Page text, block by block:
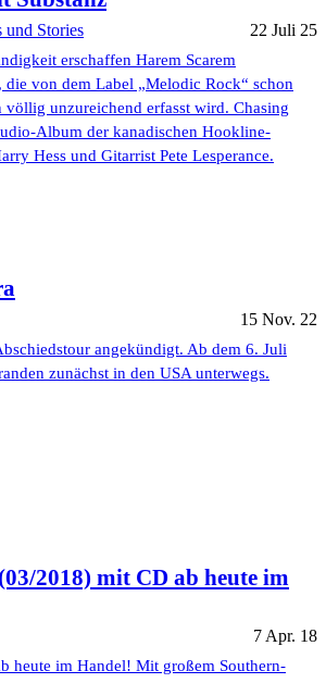
und Stories 22 Juli 25
erschaffen Harem Scarem
die von dem Label „Melodic Rock“ schon
völlig unzureichend erfasst wird. Chasing
Album der kanadischen Hookline-
Hess und Gitarrist Pete Lesperance.
15 Nov. 22
angekündigt. Ab dem 6. Juli
zunächst in den USA unterwegs.
2018) mit CD ab heute im
7 Apr. 18
heute im Handel! Mit großem Southern-